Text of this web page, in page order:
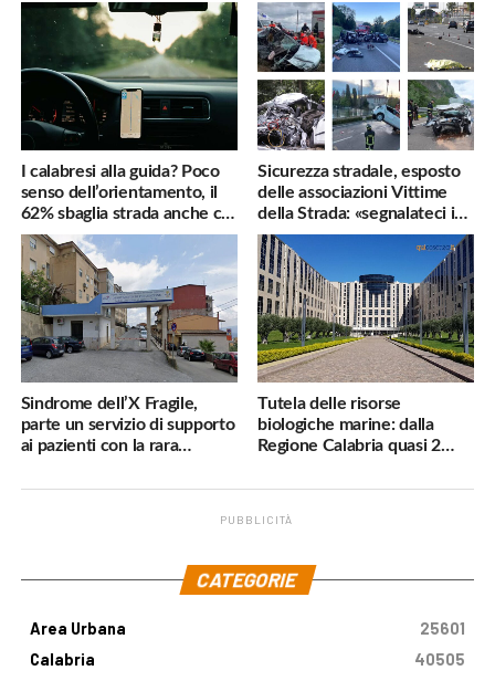
I calabresi alla guida? Poco
senso dell’orientamento, il
62% sbaglia strada anche col
navigatore
Sicurezza stradale, esposto
delle associazioni Vittime
della Strada: «segnalateci i
pericoli, interverremo
subito»
Sindrome dell’X Fragile,
parte un servizio di supporto
ai pazienti con la rara
Tutela delle risorse
biologiche marine: dalla
Regione Calabria quasi 2
PUBBLICITÀ
CATEGORIE
Area Urbana
25601
Calabria
40505